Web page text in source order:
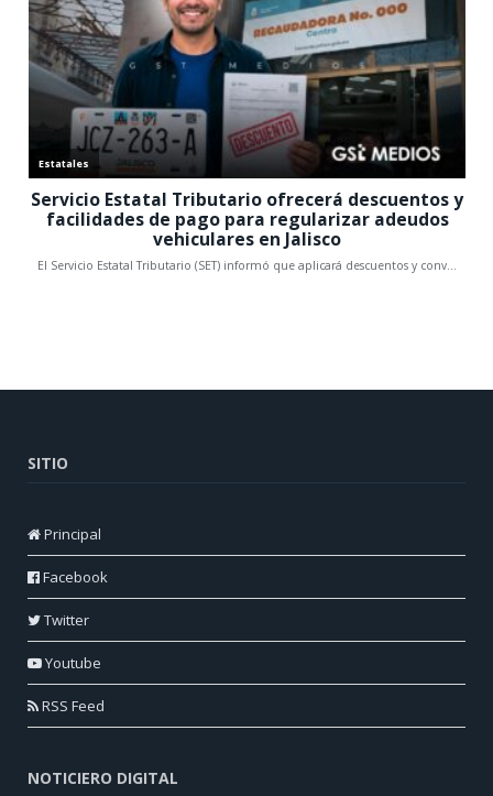
SITIO
Principal
Facebook
Twitter
Youtube
RSS Feed
NOTICIERO DIGITAL